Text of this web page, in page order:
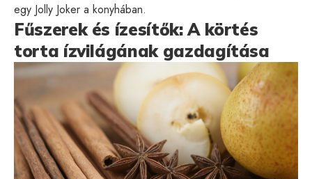
egy Jolly Joker a konyhában.
Fűszerek és ízesítők: A körtés
torta ízvilágának gazdagítása